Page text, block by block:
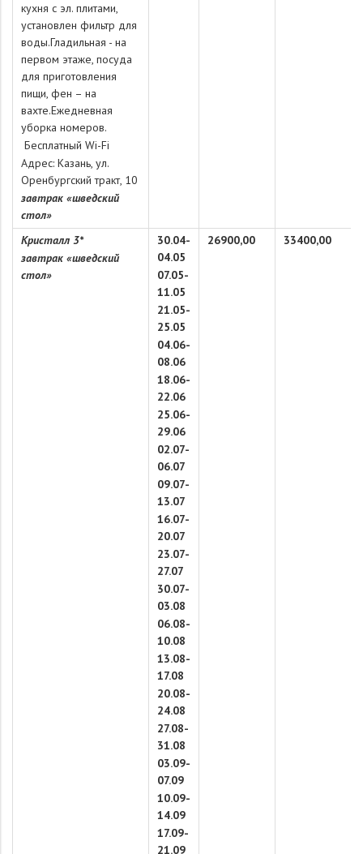
кухня с эл. плитами,
установлен фильтр для
воды.Гладильная - на
первом этаже, посуда
для приготовления
пищи, фен – на
вахте.Ежедневная
уборка номеров.
Бесплатный Wi-Fi
Адрес: Казань, ул.
Оренбургский тракт, 10
завтрак «шведский
стол»
Кристалл 3*
завтрак «шведский
стол»
30.04-
04.05
07.05-
11.05
21.05-
25.05
04.06-
08.06
18.06-
22.06
25.06-
29.06
02.07-
06.07
09.07-
13.07
16.07-
20.07
23.07-
27.07
30.07-
03.08
06.08-
10.08
13.08-
17.08
20.08-
24.08
27.08-
31.08
03.09-
07.09
10.09-
14.09
17.09-
21.09
26900,00 33400,00